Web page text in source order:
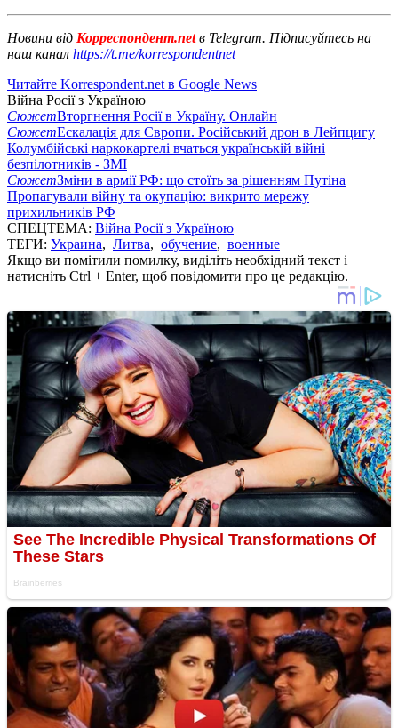
Новини від Корреспондент.netв Telegram. Підписуйтесь на
наш канал https://t.me/korrespondentnet
Читайте Korrespondent.net в Google News
Війна Росії з Україною
СюжетВторгнення Росії в Україну. Онлайн
СюжетЕскалація для Європи. Російський дрон в Лейпцигу
Колумбійські наркокартелі вчаться українській війні
безпілотників - ЗМІ
СюжетЗміни в армії РФ: що стоїть за рішенням Путіна
Пропагували війну та окупацію: викрито мережу
прихильників РФ
СПЕЦТЕМА: Війна Росії з Україною
ТЕГИ: Украина, Литва, обучение, военные
Якщо ви помітили помилку, виділіть необхідний текст і
натисніть Ctrl + Enter, щоб повідомити про це редакцію.